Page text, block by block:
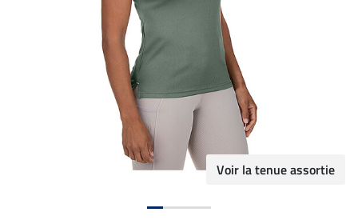
Voir la tenue assortie